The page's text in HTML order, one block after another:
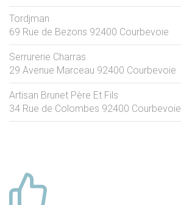
Tordjman
69 Rue de Bezons 92400 Courbevoie
Serrurerie Charras
29 Avenue Marceau 92400 Courbevoie
Artisan Brunet Père Et Fils
34 Rue de Colombes 92400 Courbevoie